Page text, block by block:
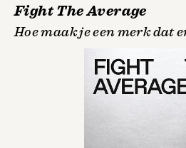
Fight The Average
Hoe maak je een merk dat